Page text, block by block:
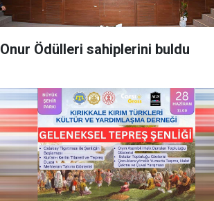
Onur Ödülleri sahiplerini buldu